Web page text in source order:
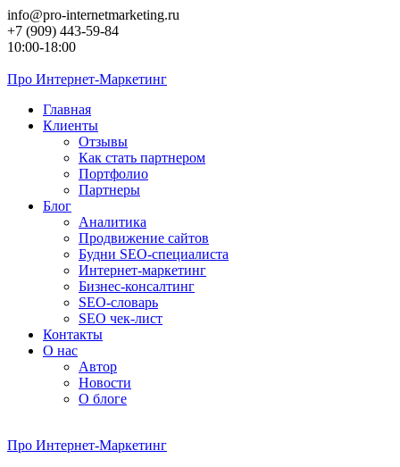
Перейти
к
контенту
info@pro-internetmarketing.ru
+7 (909) 443-59-84
10:00-18:00
Про Интернет-Маркетинг
Главная
Клиенты
Отзывы
Как стать партнером
Портфолио
Партнеры
Блог
Аналитика
Продвижение сайтов
Будни SEO-специалиста
Интернет-маркетинг
Бизнес-консалтинг
SEO-словарь
SEO чек-лист
Контакты
О нас
Автор
Новости
О блоге
Про Интернет-Маркетинг